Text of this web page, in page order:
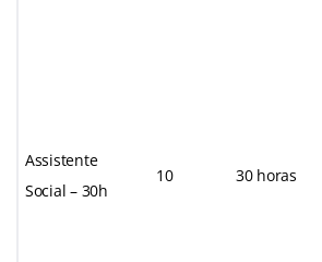
Assistente
Social – 30h
10 30 horas